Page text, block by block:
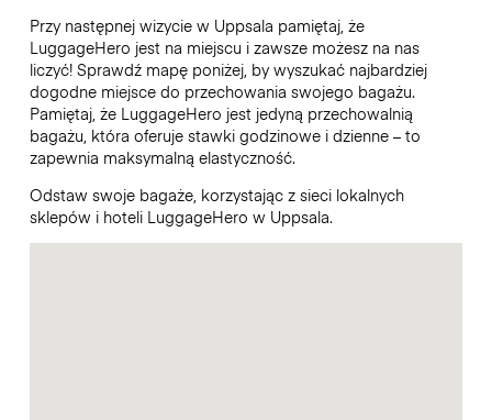
Przy następnej wizycie w Uppsala pamiętaj, że
LuggageHero jest na miejscu i zawsze możesz na nas
liczyć! Sprawdź mapę poniżej, by wyszukać najbardziej
dogodne miejsce do przechowania swojego bagażu.
Pamiętaj, że LuggageHero jest jedyną przechowalnią
bagażu, która oferuje stawki godzinowe i dzienne – to
zapewnia maksymalną elastyczność.
Odstaw swoje bagaże, korzystając z sieci lokalnych
sklepów i hoteli LuggageHero w Uppsala.